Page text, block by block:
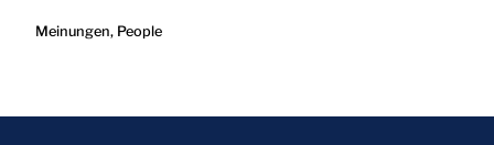
Meinungen, People